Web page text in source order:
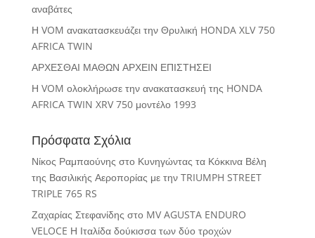
αναβάτες
Η VOM ανακατασκευάζει την Θρυλική HONDA XLV 750
AFRICA TWIN
ΑΡΧΕΣΘΑΙ ΜΑΘΩΝ ΑΡΧΕΙΝ ΕΠΙΣΤΗΣΕΙ
Η VOM ολοκλήρωσε την ανακατασκευή της HONDA
AFRICA TWIN XRV 750 μοντέλο 1993
Πρόσφατα Σχόλια
Νίκος Ραμπαούνης στο Κυνηγώντας τα Κόκκινα Βέλη
της Βασιλικής Αεροπορίας με την TRIUMPH STREET
TRIPLE 765 RS
Ζαχαρίας Στεφανίδης στο MV AGUSTA ENDURO
VELOCE Η Ιταλίδα δούκισσα των δύο τροχών